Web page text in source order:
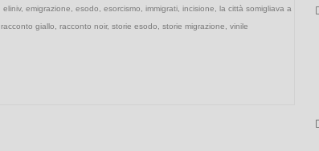
eliniv, emigrazione esodo esorcismo immigrati, incisione
la città somigliava a
racconto giallo racconto noir, storie esodo storie migrazione vinile